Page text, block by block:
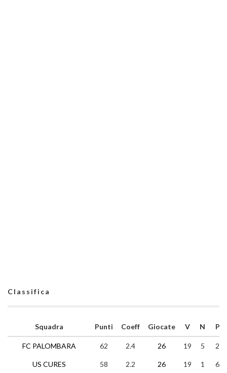
Classifica
Squadra
FC PALOMBARA
US CURES
Punti Coeff Giocate V N P
62 2.4 26 19 5 2
58 2.2 26 19 1 6